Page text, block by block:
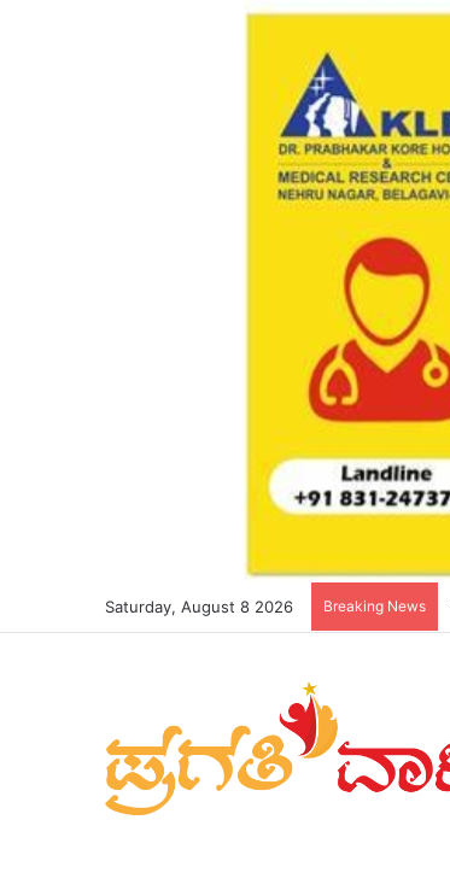
Saturday, August 8 2026 Breaking News